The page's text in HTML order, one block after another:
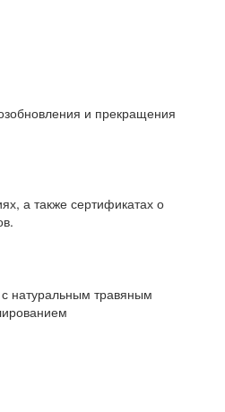
и прекращения
а также сертификатах о
натуральным травяным